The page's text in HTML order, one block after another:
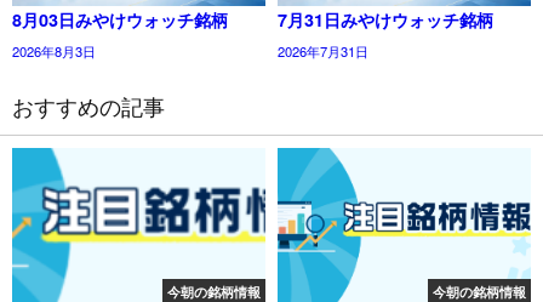
8月03日みやけウォッチ銘柄
2026年8月3日
7月31日みやけウォッチ銘柄
2026年7月31日
おすすめの記事
今朝の銘柄情報 今朝の銘柄情報